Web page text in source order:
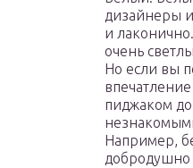
дизайнеры
и
очень
Но если вы
пиджаком
Например,
добродушно